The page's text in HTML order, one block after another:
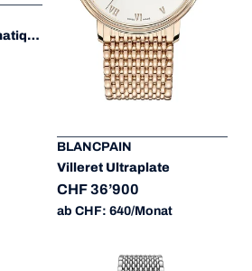
Fifty Fathoms Automatique
BLANCPAIN
Villeret Ultraplate
CHF 36’900
ab CHF: 640/Monat